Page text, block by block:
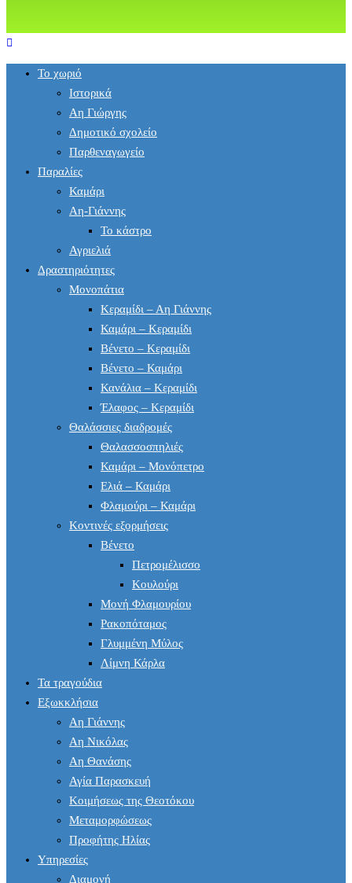
Το χωριό
Ιστορικά
Αη Γιώργης
Δημοτικό σχολείο
Παρθεναγωγείο
Παραλίες
Καμάρι
Αη-Γιάννης
Το κάστρο
Αγριελιά
Δραστηριότητες
Μονοπάτια
Κεραμίδι – Αη Γιάννης
Καμάρι – Κεραμίδι
Βένετο – Κεραμίδι
Βένετο – Καμάρι
Κανάλια – Κεραμίδι
Έλαφος – Κεραμίδι
Θαλάσσιες διαδρομές
Θαλασσοσπηλιές
Καμάρι – Μονόπετρο
Ελιά – Καμάρι
Φλαμούρι – Καμάρι
Κοντινές εξορμήσεις
Βένετο
Πετρομέλισσο
Κουλούρι
Μονή Φλαμουρίου
Ρακοπόταμος
Γλυμμένη Μύλος
Λίμνη Κάρλα
Τα τραγούδια
Εξωκκλήσια
Αη Γιάννης
Αη Νικόλας
Αη Θανάσης
Αγία Παρασκευή
Κοιμήσεως της Θεοτόκου
Μεταμορφώσεως
Προφήτης Ηλίας
Υπηρεσίες
Διαμονή